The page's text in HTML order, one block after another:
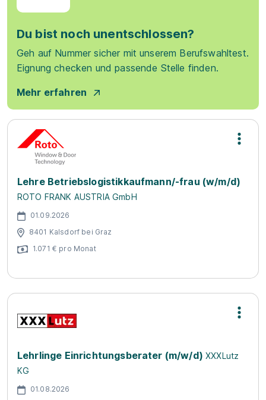
Du bist noch unentschlossen?
Geh auf Nummer sicher mit unserem Berufswahltest.
Eignung checken und passende Stelle finden.
Mehr erfahren
Lehre Betriebslogistikkaufmann/-frau (w/m/d)
ROTO FRANK AUSTRIA GmbH
01.09.2026
8401 Kalsdorf bei Graz
1.071 € pro Monat
Lehrlinge Einrichtungsberater (m/w/d) XXXLutz
KG
01.08.2026